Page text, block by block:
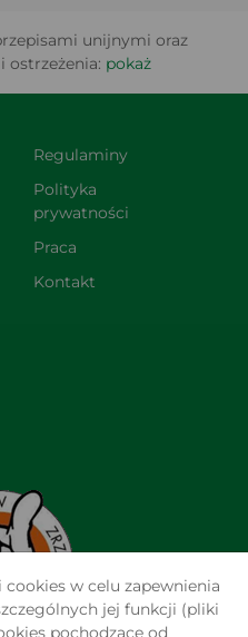
unijnymi oraz
ostrzeżenia: pokaż
Regulaminy
Polityka
prywatności
Praca
Kontakt
w celu zapewnienia
jej funkcji (pliki
pochodzące od